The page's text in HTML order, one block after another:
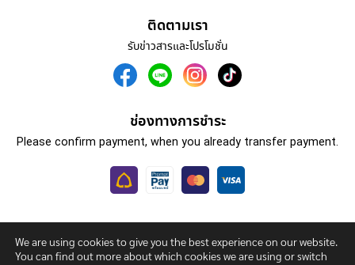
ติดตามเรา
รับข่าวสารและโปรโมชั่น
ช่องทางการชำระ
Please confirm payment, when you already transfer payment.
โปรแกรมทัวร์ รับทำวีซ่า เกี่ยวกับเรา
ติดต่อเรา
We are using cookies to give you the best experience on our website.
You can find out more about which cookies we are using or switch